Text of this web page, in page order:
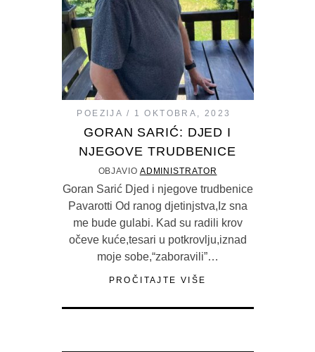
POEZIJA 1 OKTOBRA, 2023
GORAN SARIĆ: DJED I
NJEGOVE TRUDBENICE
OBJAVIO ADMINISTRATOR
Goran Sarić Djed i njegove trudbenice
Pavarotti Od ranog djetinjstva,Iz sna
me bude gulabi. Kad su radili krov
očeve kuće,tesari u potkrovlju,iznad
moje sobe,“zaboravili”…
PROČITAJTE VIŠE